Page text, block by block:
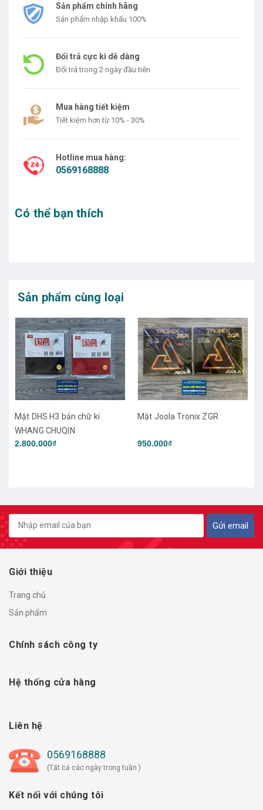
Sản phẩm chính hãng
Sản phẩm nhập khẩu 100%
Đổi trả cực kì dễ dàng
Đổi trả trong 2 ngày đầu tiên
Mua hàng tiết kiệm
Tiết kiệm hơn từ 10% - 30%
Hotline mua hàng:
0569168888
Có thể bạn thích
Sản phẩm cùng loại
Mặt Joola Tronix ZGR
950.000₫
Mặt Joola Tronix CMD
950.000₫
Gửi email
Giới thiệu
Trang chủ
Sản phẩm
Chính sách công ty
Hệ thống cửa hàng
Liên hệ
0569168888
(Tất cả các ngày trong tuần )
Kết nối với chúng tôi